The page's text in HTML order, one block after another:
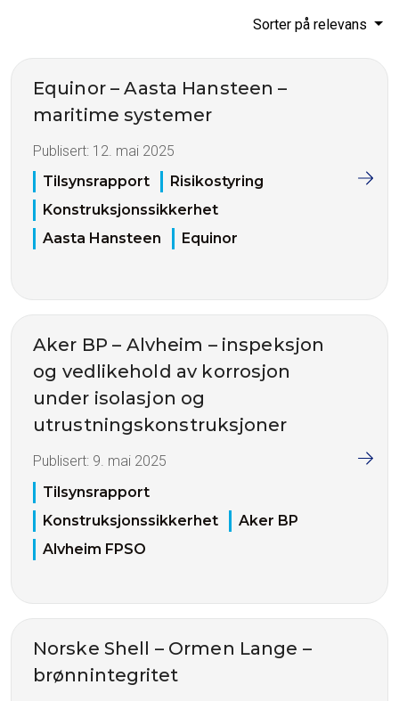
Sorter på relevans
Equinor – Aasta Hansteen –
maritime systemer
Publisert: 12. mai 2025
Tilsynsrapport
Risikostyring
Konstruksjonssikkerhet
Aasta Hansteen
Equinor
Aker BP – Alvheim – inspeksjon
og vedlikehold av korrosjon
under isolasjon og
utrustningskonstruksjoner
Publisert: 9. mai 2025
Tilsynsrapport
Konstruksjonssikkerhet
Aker BP
Alvheim FPSO
Norske Shell – Ormen Lange –
brønnintegritet